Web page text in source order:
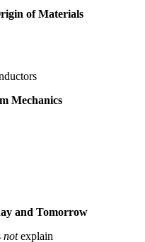
of Materials
Mechanics
and Tomorrow
notexplain